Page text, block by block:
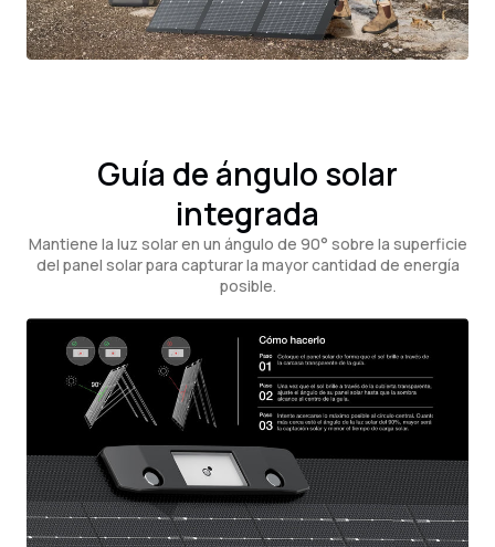
Guía de ángulo solar
integrada
Mantiene la luz solar en un ángulo de 90° sobre la superficie
del panel solar para capturar la mayor cantidad de energía
posible.